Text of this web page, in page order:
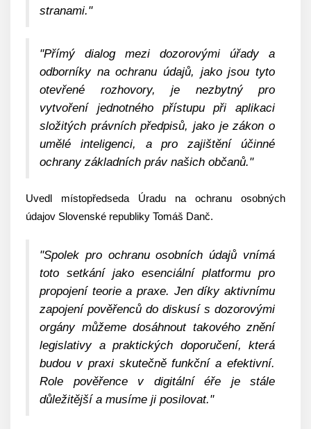
stranami."
"Přímý dialog mezi dozorovými úřady a
odborníky na ochranu údajů, jako jsou tyto
otevřené rozhovory, je nezbytný pro
vytvoření jednotného přístupu při aplikaci
složitých právních předpisů, jako je zákon o
umělé inteligenci, a pro zajištění účinné
ochrany základních práv našich občanů."
Uvedl místopředseda Úradu na ochranu osobných
údajov Slovenské republiky Tomáš Danč.
"Spolek pro ochranu osobních údajů vnímá
toto setkání jako esenciální platformu pro
propojení teorie a praxe. Jen díky aktivnímu
zapojení pověřenců do diskusí s dozorovými
orgány můžeme dosáhnout takového znění
legislativy a praktických doporučení, která
budou v praxi skutečně funkční a efektivní.
Role pověřence v digitální éře je stále
důležitější a musíme ji posilovat."